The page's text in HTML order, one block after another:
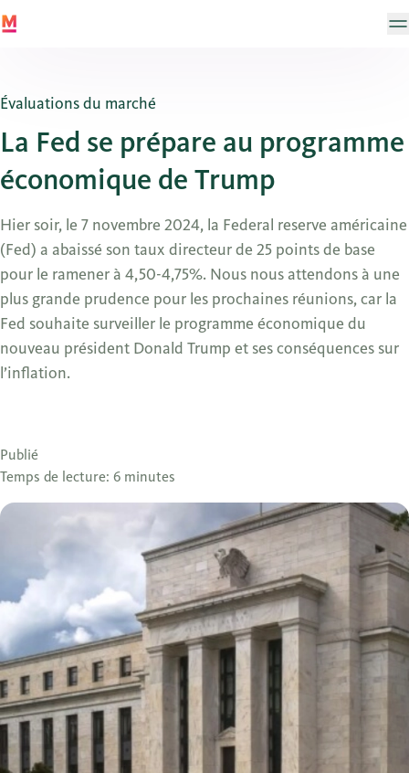
Évaluations du marché
La Fed se prépare au programme
économique de Trump
Hier soir, le 7 novembre 2024, la Federal reserve américaine
(Fed) a abaissé son taux directeur de 25 points de base
pour le ramener à 4,50-4,75%. Nous nous attendons à une
plus grande prudence pour les prochaines réunions, car la
Fed souhaite surveiller le programme économique du
nouveau président Donald Trump et ses conséquences sur
l’inflation.
Publié
Temps de lecture: 6 minutes